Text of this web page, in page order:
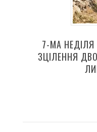
7-МА
ЗЦІЛЕННЯ